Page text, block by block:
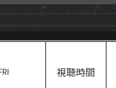
視聴時間